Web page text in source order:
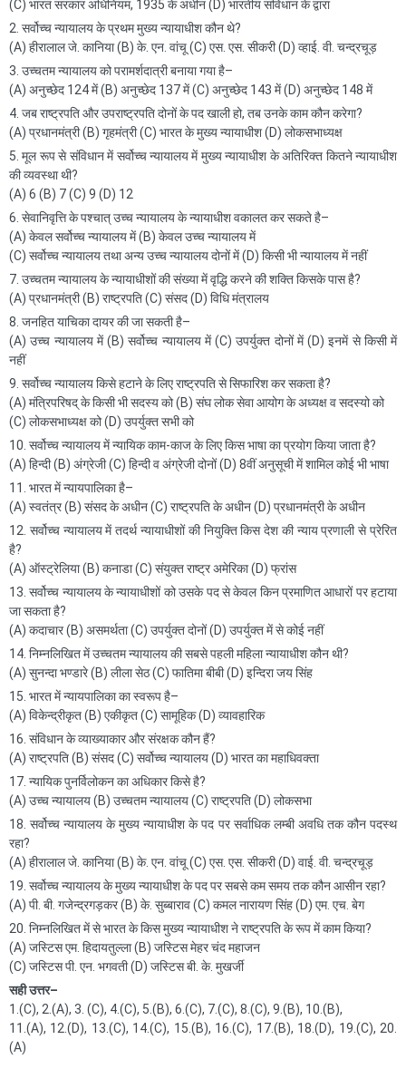
(C) भारत सरकार अधिनियम, 1935 के अधीन (D) भारतीय संविधान के द्वारा
2. सर्वोच्च न्यायालय के प्रथम मुख्य न्यायाधीश कौन थे?
(A) हीरालाल जे. कानिया (B) के. एन. वांचू (C) एस. एस. सीकरी (D) व्हाई. वी. चन्द्रचूड़
3. उच्चतम न्यायालय को परामर्शदात्री बनाया गया है–
(A) अनुच्छेद 124 में (B) अनुच्छेद 137 में (C) अनुच्छेद 143 में (D) अनुच्छेद 148 में
4. जब राष्ट्रपति और उपराष्ट्रपति दोनों के पद खाली हो, तब उनके काम कौन करेगा?
(A) प्रधानमंत्री (B) गृहमंत्री (C) भारत के मुख्य न्यायाधीश (D) लोकसभाध्यक्ष
5. मूल रूप से संविधान में सर्वोच्च न्यायालय में मुख्य न्यायाधीश के अतिरिक्त कितने न्यायाधीश
की व्यवस्था थी?
(A) 6 (B) 7 (C) 9 (D) 12
6. सेवानिवृत्ति के पश्चात् उच्च न्यायालय के न्यायाधीश वकालत कर सकते है–
(A) केवल सर्वोच्च न्यायालय में (B) केवल उच्च न्यायालय में
(C) सर्वोच्च न्यायालय तथा अन्य उच्च न्यायालय दोनों में (D) किसी भी न्यायालय में नहीं
7. उच्चतम न्यायालय के न्यायाधीशों की संख्या में वृद्धि करने की शक्ति किसके पास है?
(A) प्रधानमंत्री (B) राष्ट्रपति (C) संसद (D) विधि मंत्रालय
8. जनहित याचिका दायर की जा सकती है–
(A) उच्च न्यायालय में (B) सर्वोच्च न्यायालय में (C) उपर्युक्त दोनों में (D) इनमें से किसी में
नहीं
9. सर्वोच्च न्यायालय किसे हटाने के लिए राष्ट्रपति से सिफारिश कर सकता है?
(A) मंत्रिपरिषद् के किसी भी सदस्य को (B) संघ लोक सेवा आयोग के अध्यक्ष व सदस्यो को
(C) लोकसभाध्यक्ष को (D) उपर्युक्त सभी को
10. सर्वोच्च न्यायालय में न्यायिक काम-काज के लिए किस भाषा का प्रयोग किया जाता है?
(A) हिन्दी (B) अंग्रेजी (C) हिन्दी व अंग्रेजी दोनों (D) 8वीं अनुसूची में शामिल कोई भी भाषा
11. भारत में न्यायपालिका है–
(A) स्वतंत्र (B) संसद के अधीन (C) राष्ट्रपति के अधीन (D) प्रधानमंत्री के अधीन
12. सर्वोच्च न्यायालय में तदर्थ न्यायाधीशों की नियुक्ति किस देश की न्याय प्रणाली से प्रेरित
है?
(A) ऑस्ट्रेलिया (B) कनाडा (C) संयुक्त राष्ट्र अमेरिका (D) फ्रांस
13. सर्वोच्च न्यायालय के न्यायाधीशों को उसके पद से केवल किन प्रमाणित आधारों पर हटाया
जा सकता है?
(A) कदाचार (B) असमर्थता (C) उपर्युक्त दोनों (D) उपर्युक्त में से कोई नहीं
14. निम्नलिखित में उच्चतम न्यायालय की सबसे पहली महिला न्यायाधीश कौन थी?
(A) सुनन्दा भण्डारे (B) लीला सेठ (C) फातिमा बीबी (D) इन्दिरा जय सिंह
15. भारत में न्यायपालिका का स्वरूप है–
(A) विकेन्द्रीकृत (B) एकीकृत (C) सामूहिक (D) व्यावहारिक
16. संविधान के व्याख्याकार और संरक्षक कौन हैं?
(A) राष्ट्रपति (B) संसद (C) सर्वोच्च न्यायालय (D) भारत का महाधिवक्ता
17. न्यायिक पुनर्विलोकन का अधिकार किसे है?
(A) उच्च न्यायालय (B) उच्चतम न्यायालय (C) राष्ट्रपति (D) लोकसभा
18. सर्वोच्च न्यायालय के मुख्य न्यायाधीश के पद पर सर्वाधिक लम्बी अवधि तक कौन पदस्थ
रहा?
(A) हीरालाल जे. कानिया (B) के. एन. वांचू (C) एस. एस. सीकरी (D) वाई. वी. चन्द्रचूड़
19. सर्वोच्च न्यायालय के मुख्य न्यायाधीश के पद पर सबसे कम समय तक कौन आसीन रहा?
(A) पी. बी. गजेन्द्रगड़कर (B) के. सुब्बाराव (C) कमल नारायण सिंह (D) एम. एच. बेग
20. निम्नलिखित में से भारत के किस मुख्य न्यायाधीश ने राष्ट्रपति के रूप में काम किया?
(A) जस्टिस एम. हिदायतुल्ला (B) जस्टिस मेहर चंद महाजन
(C) जस्टिस पी. एन. भगवती (D) जस्टिस बी. के. मुखर्जी
सही उत्तर–
1.(C), 2.(A), 3. (C), 4.(C), 5.(B), 6.(C), 7.(C), 8.(C), 9.(B), 10.(B),
11.(A), 12.(D), 13.(C), 14.(C), 15.(B), 16.(C), 17.(B), 18.(D), 19.(C), 20.
(A)